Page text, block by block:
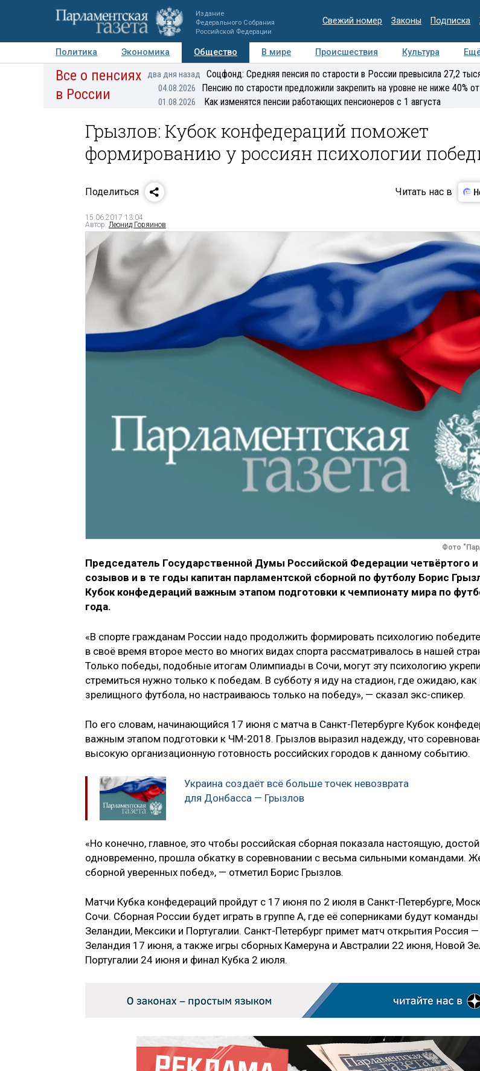
Издание
Федерального Собрания
Российской Федерации
Свежий номер Законы Подписка
Политика Экономика Общество В мире Происшествия Культура
Авторы Персоны Мнения Регионы Медиацентр Интервью
Все о пенсиях
в России
два дня назад Соцфонд: Средняя пенсия по старости в России превысила 27,2
04.08.2026 Пенсию по старости предложили закрепить на уровне не ниже 40%
01.08.2026 Как изменятся пенсии работающих пенсионеров с 1 августа
Грызлов: Кубок конфедераций поможет
формированию у россиян психологии
Поделиться Читать нас в
15.06.2017 13:04
Автор: Леонид Горяинов
Фото
Председатель Государственной Думы Российской Федерации четвёртого и
созывов и в те годы капитан парламентской сборной по футболу Борис
Кубок конфедераций важным этапом подготовки к чемпионату мира по
года.
«В спорте гражданам России надо продолжить формировать психологию
в своё время второе место во многих видах спорта рассматривалось в нашей
Только победы, подобные итогам Олимпиады в Сочи, могут эту психологию
стремиться нужно только к победам. В субботу я иду на стадион, где ожидаю,
зрелищного футбола, но настраиваюсь только на победу», — сказал экс-спикер.
По его словам, начинающийся 17 июня с матча в Санкт-Петербурге Кубок
важным этапом подготовки к ЧМ-2018. Грызлов выразил надежду, что
высокую организационную готовность российских городов к данному событию.
Украина создаёт всё больше точек невозврата
для Донбасса — Грызлов
«Но конечно, главное, это чтобы российская сборная показала настоящую,
одновременно, прошла обкатку в соревновании с весьма сильными командами.
сборной уверенных побед», — отметил Борис Грызлов.
Матчи Кубка конфедераций пройдут с 17 июня по 2 июля в Санкт-Петербурге,
Сочи. Сборная России будет играть в группе A, где её соперниками будут
Зеландии, Мексики и Португалии. Санкт-Петербург примет матч открытия Россия
Зеландия 17 июня, а также игры сборных Камеруна и Австралии 22 июня, Новой
Португалии 24 июня и финал Кубка 2 июля.